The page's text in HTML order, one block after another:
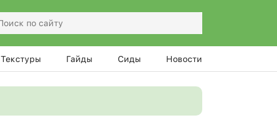
Текстуры Гайды Сиды Новости